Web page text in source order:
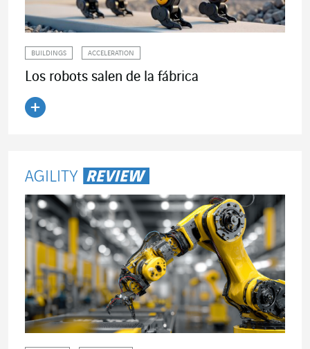
BUILDINGS ACCELERATION
Los robots salen de la fábrica